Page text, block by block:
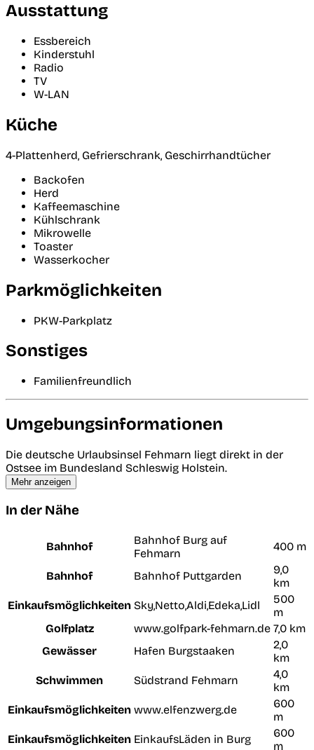
Ausstattung
Essbereich
Kinderstuhl
Radio
TV
W-LAN
Küche
4-Plattenherd, Gefrierschrank, Geschirrhandtücher
Backofen
Herd
Kaffeemaschine
Kühlschrank
Mikrowelle
Toaster
Wasserkocher
Parkmöglichkeiten
PKW-Parkplatz
Sonstiges
Familienfreundlich
Umgebungsinformationen
Die deutsche Urlaubsinsel Fehmarn liegt direkt in der
Ostsee im Bundesland Schleswig Holstein.
Mehr anzeigen
In der Nähe
Bahnhof
Bahnhof Burg auf
Fehmarn
400 m
Bahnhof Bahnhof Puttgarden
9,0
km
Einkaufsmöglichkeiten Sky,Netto,Aldi,Edeka,Lidl
500
m
Golfplatz
www.golfpark-fehmarn.de 7,0 km
Gewässer
Hafen Burgstaaken
2,0
km
Schwimmen
Südstrand Fehmarn
4,0
km
Einkaufsmöglichkeiten www.elfenzwerg.de
600
m
Einkaufsmöglichkeiten EinkaufsLäden in Burg
600
m